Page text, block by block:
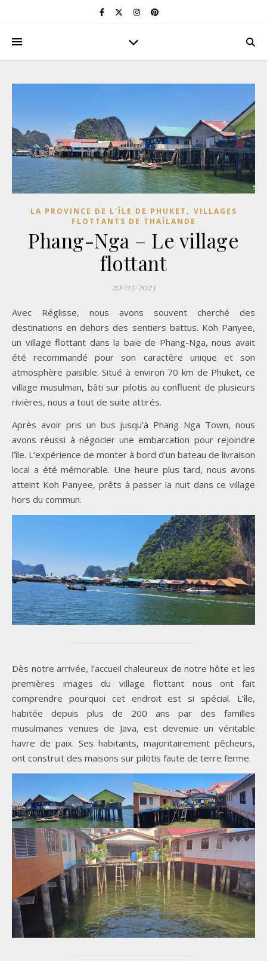
LA PROVINCE DE L'ÎLE DE PHUKET , VILLAGES
FLOTTANTS DE THAÏLANDE
Phang-Nga – Le village
flottant
20/03/2023
Avec Réglisse, nous avons souvent cherché des
destinations en dehors des sentiers battus. Koh Panyee,
un village flottant dans la baie de Phang-Nga, nous avait
été recommandé pour son caractère unique et son
atmosphère paisible. Situé à environ 70 km de Phuket, ce
village musulman, bâti sur pilotis au confluent de plusieurs
rivières, nous a tout de suite attirés.
Après avoir pris un bus jusqu’à Phang Nga Town, nous
avons réussi à négocier une embarcation pour rejoindre
l’île. L’expérience de monter à bord d’un bateau de livraison
local a été mémorable. Une heure plus tard, nous avons
atteint Koh Panyee, prêts à passer la nuit dans ce village
hors du commun.
Dès notre arrivée, l’accueil chaleureux de notre hôte et les
premières images du village flottant nous ont fait
comprendre pourquoi cet endroit est si spécial. L’île,
habitée depuis plus de 200 ans par des familles
musulmanes venues de Java, est devenue un véritable
havre de paix. Ses habitants, majoritairement pêcheurs,
ont construit des maisons sur pilotis faute de terre ferme.